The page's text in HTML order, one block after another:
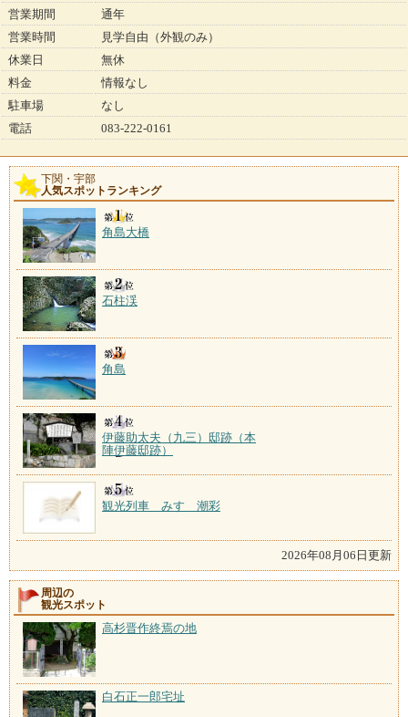
営業期間
通年
営業時間
見学自由（外観のみ）
休業日
無休
料金
情報なし
駐車場
なし
電話
083-222-0161
下関・宇部
人気スポットランキング
角島大橋
石柱渓
角島
伊藤助太夫（九三）邸跡（本
陣伊藤邸跡）
観光列車 みすゞ潮彩
2026年08月06日更新
周辺の
観光スポット
高杉晋作終焉の地
白石正一郎宅址